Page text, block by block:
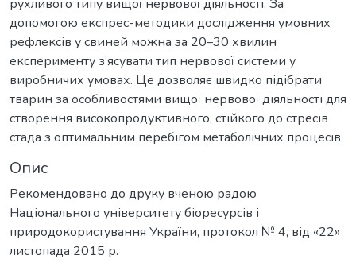
рухливого типу вищої нервової діяльності. За
допомогою експрес-методики дослідження умовних
рефлексів у свиней можна за 20–30 хвилин
експерименту з’ясувати тип нервової системи у
виробничих умовах. Це дозволяє швидко підібрати
тварин за особливостями вищої нервової діяльності для
створення високопродуктивного, стійкого до стресів
стада з оптимальним перебігом метаболічних процесів.
Опис
Рекомендовано до друку вченою радою
Національного університету біоресурсів і
природокористування України, протокол № 4, від «22»
листопада 2015 р.